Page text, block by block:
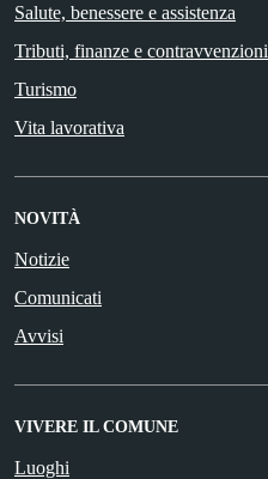
Salute, benessere e assistenza
Tributi, finanze e contravvenzioni
Turismo
Vita lavorativa
NOVITÀ
Notizie
Comunicati
Avvisi
VIVERE IL COMUNE
Luoghi